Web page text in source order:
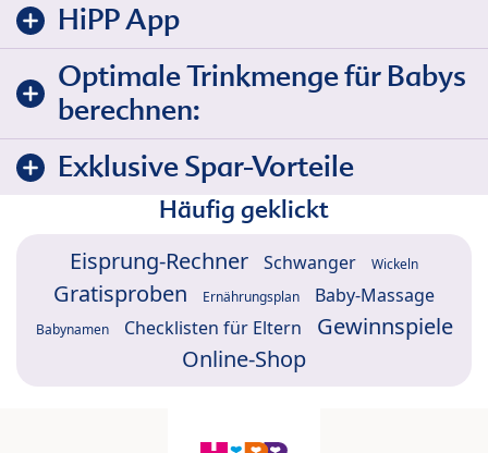
HiPP App
Optimale Trinkmenge für Babys
berechnen:
Exklusive Spar-Vorteile
Häufig geklickt
Eisprung-Rechner Schwanger Wickeln
Gratisproben Ernährungsplan Baby-Massage
Babynamen Checklisten für Eltern
Gewinnspiele
Online-Shop